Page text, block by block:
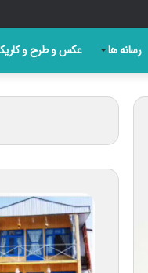
رسانه ها عکس و طرح و